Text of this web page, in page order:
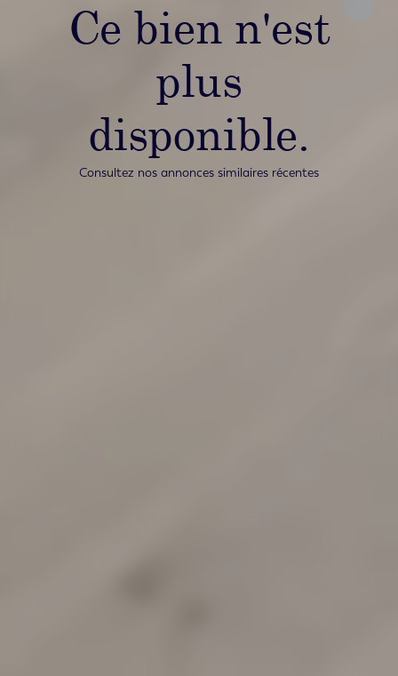
Ce bien n'est
plus
disponible.
Consultez nos annonces similaires récentes